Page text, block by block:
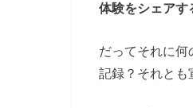
体験をシェアす
だってそれに何
記録？それとも